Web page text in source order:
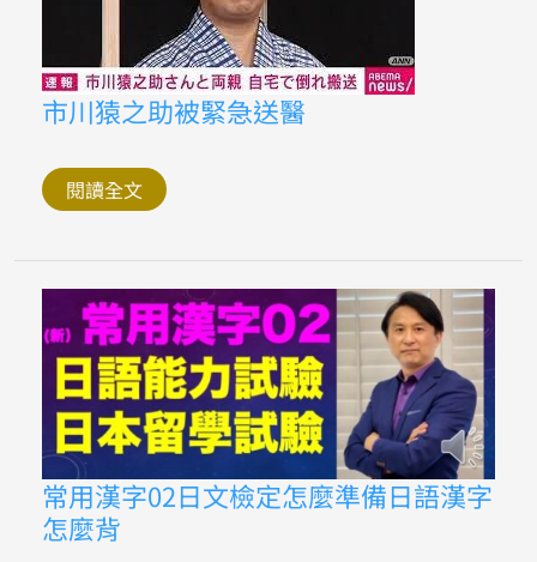
市川猿之助被緊急送醫
市
川
之
助
被
緊
送
閱讀全文
常用漢字02日文檢定怎麼準備日語漢字
怎麼背
常
用
漢
字